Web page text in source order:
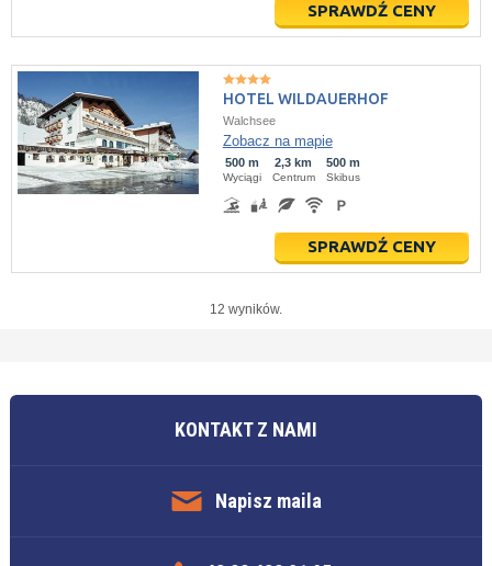
SPRAWDŹ CENY
HOTEL WILDAUERHOF
Walchsee
Zobacz na mapie
500 m
Wyciągi
2,3 km
Centrum
500 m
Skibus
SPRAWDŹ CENY
12 wyników.
KONTAKT Z NAMI
Napisz maila